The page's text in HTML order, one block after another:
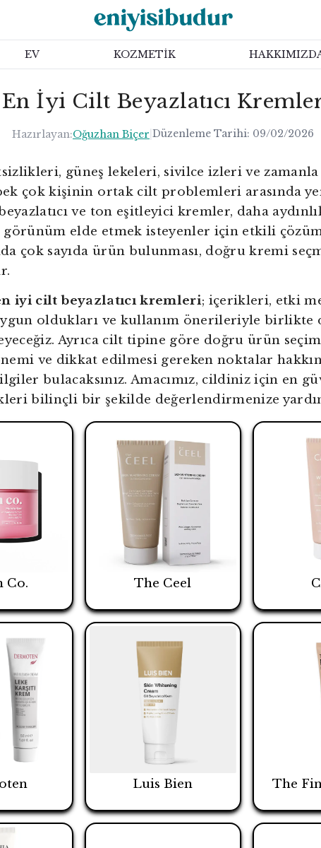
EV KOZMETİK
En İyi Cilt Beyazlatıcı
Hazırlayan:Oğuzhan Biçer Düzenleme Tarihi: 09/02/2026
güneş lekeleri, sivilce izleri ve
çok kişinin ortak cilt problemleri arasında
ve ton eşitleyici kremler, daha
elde etmek isteyenler için etkili
çok sayıda ürün bulunması, doğru kremi
iyi cilt beyazlatıcı kremleri; içerikleri, etki
oldukları ve kullanım önerileriyle birlikte
Ayrıca cilt tipine göre doğru ürün
ve dikkat edilmesi gereken noktalar
bulacaksınız. Amacımız, cildiniz için en
bilinçli bir şekilde değerlendirmenize
Co. The Ceel
Luis Bien The